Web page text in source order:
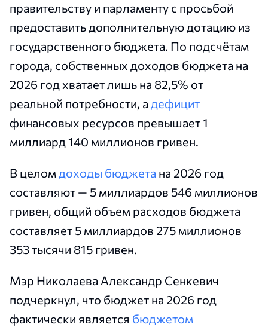
правительству и парламенту с просьбой
предоставить дополнительную дотацию из
государственного бюджета. По подсчётам
города, собственных доходов бюджета на
2026 год хватает лишь на 82,5% от
реальной потребности, а дефицит
финансовых ресурсов превышает 1
миллиард 140 миллионов гривен.
В целомдоходы бюджета на 2026 год
составляют — 5 миллиардов 546 миллионов
гривен, общий объем расходов бюджета
составляет 5 миллиардов 275 миллионов
353 тысячи 815 гривен.
Мэр Николаева Александр Сенкевич
подчеркнул, что бюджет на 2026 год
фактически является бюджетом